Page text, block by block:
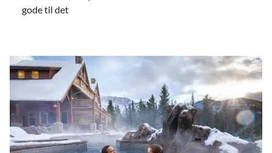
gode til det